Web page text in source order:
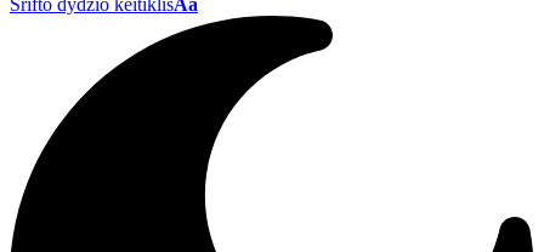
Šrifto dydžio keitiklisAa